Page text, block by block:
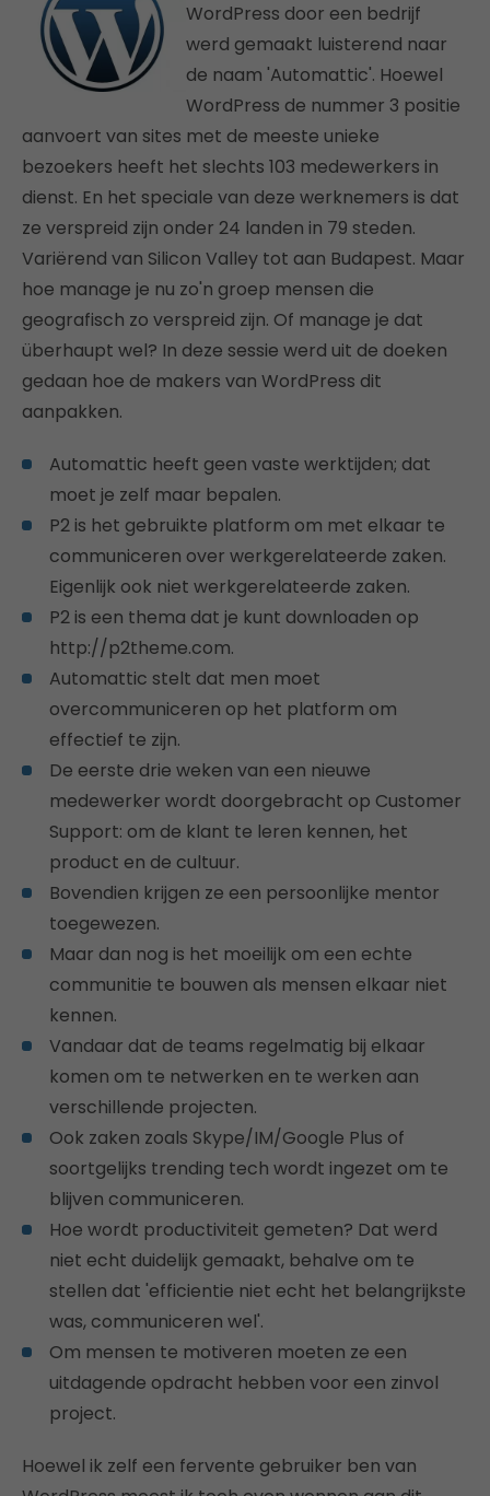
WordPress door een bedrijf
werd gemaakt luisterend naar
de naam 'Automattic'. Hoewel
WordPress de nummer 3 positie
aanvoert van sites met de meeste unieke
bezoekers heeft het slechts 103 medewerkers in
dienst. En het speciale van deze werknemers is dat
ze verspreid zijn onder 24 landen in 79 steden.
Variërend van Silicon Valley tot aan Budapest. Maar
hoe manage je nu zo'n groep mensen die
geografisch zo verspreid zijn. Of manage je dat
überhaupt wel? In deze sessie werd uit de doeken
gedaan hoe de makers van WordPress dit
aanpakken.
Automattic heeft geen vaste werktijden; dat
moet je zelf maar bepalen.
P2 is het gebruikte platform om met elkaar te
communiceren over werkgerelateerde zaken.
Eigenlijk ook niet werkgerelateerde zaken.
P2 is een thema dat je kunt downloaden op
http://p2theme.com.
Automattic stelt dat men moet
overcommuniceren op het platform om
effectief te zijn.
De eerste drie weken van een nieuwe
medewerker wordt doorgebracht op Customer
Support: om de klant te leren kennen, het
product en de cultuur.
Bovendien krijgen ze een persoonlijke mentor
toegewezen.
Maar dan nog is het moeilijk om een echte
communitie te bouwen als mensen elkaar niet
kennen.
Vandaar dat de teams regelmatig bij elkaar
komen om te netwerken en te werken aan
verschillende projecten.
Ook zaken zoals Skype/IM/Google Plus of
soortgelijks trending tech wordt ingezet om te
blijven communiceren.
Hoe wordt productiviteit gemeten? Dat werd
niet echt duidelijk gemaakt, behalve om te
stellen dat 'efficientie niet echt het belangrijkste
was, communiceren wel'.
Om mensen te motiveren moeten ze een
uitdagende opdracht hebben voor een zinvol
project.
Hoewel ik zelf een fervente gebruiker ben van